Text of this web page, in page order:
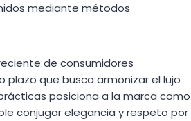
mediante métodos
de consumidores
plazo que busca armonizar el lujo
posiciona a la marca como
conjugar elegancia y respeto por